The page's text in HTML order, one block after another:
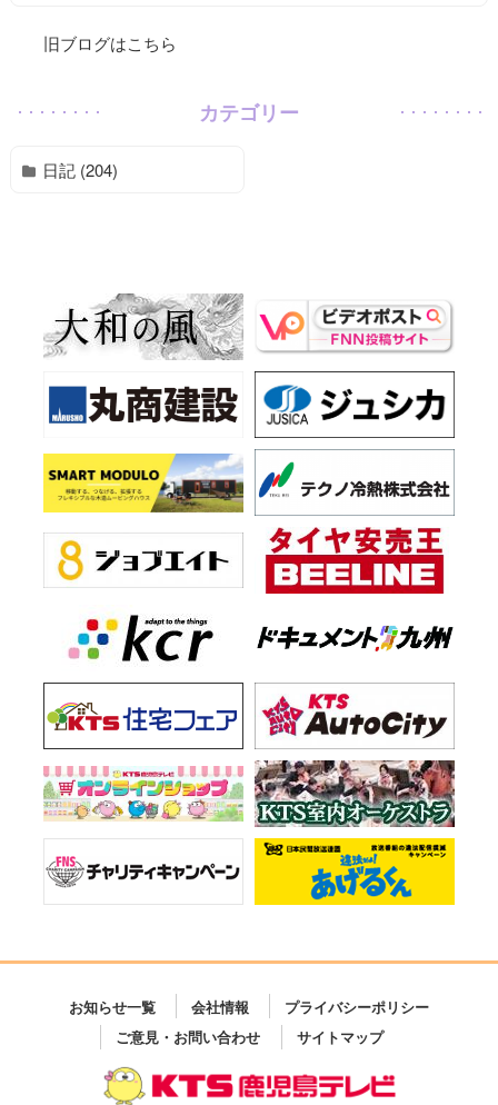
旧ブログはこちら
カテゴリー
日記 (204)
お知らせ一覧 会社情報
プライバシーポリシー
ご意見・お問い合わせ
サイトマップ